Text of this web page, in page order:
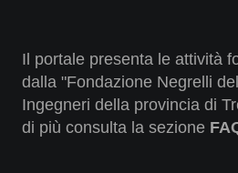
Il portale presenta le attività
dalla "Fondazione Negrelli
Ingegneri della provincia di
di più consulta la sezione